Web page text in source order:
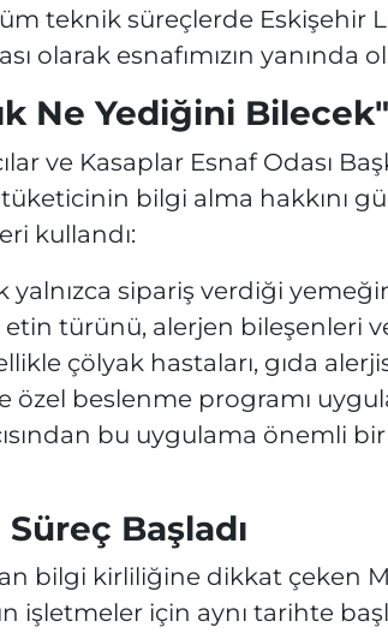
teknik süreçlerde Eskişehir
olarak esnafımızın yanında
Ne Yediğini Bilecek"
ve Kasaplar Esnaf Odası
bilgi alma hakkını
kullandı:
yalnızca sipariş verdiği
etin türünü, alerjen bileşenleri
çölyak hastaları, gıda
özel beslenme programı
bu uygulama önemli bir
Başladı
bilgi kirliliğine dikkat çeken
işletmeler için aynı tarihte